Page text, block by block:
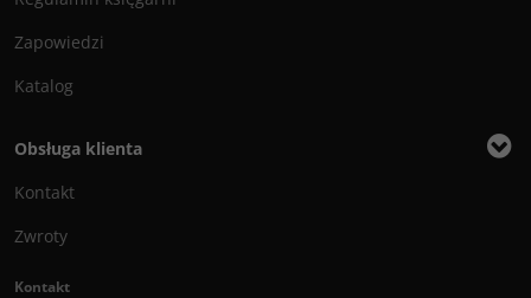
Zapowiedzi
Katalog
Obsługa klienta
Kontakt
Zwroty
Kontakt